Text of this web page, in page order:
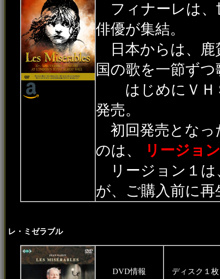
フィナーレは、
俳優が集結。
日本からは、鹿
国の歌を一節ず
はじめにＶＨ
発売。
初回発売となっ
のは、
リージョ
リージョン１は
が、ご購入前に
レ・ミゼラブル
DVD情報 ディスク